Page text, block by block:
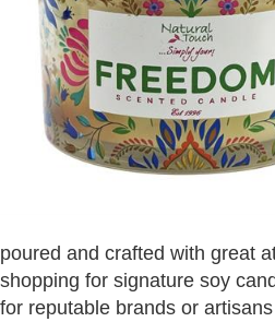
poured and crafted with great
shopping for signature soy
for reputable brands or